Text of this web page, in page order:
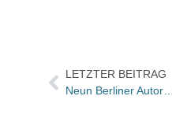
LETZTER BEITRAG
Neun Berliner Autoren erhalten Alfred-Döblin-Stipendien in Wewelsfleth